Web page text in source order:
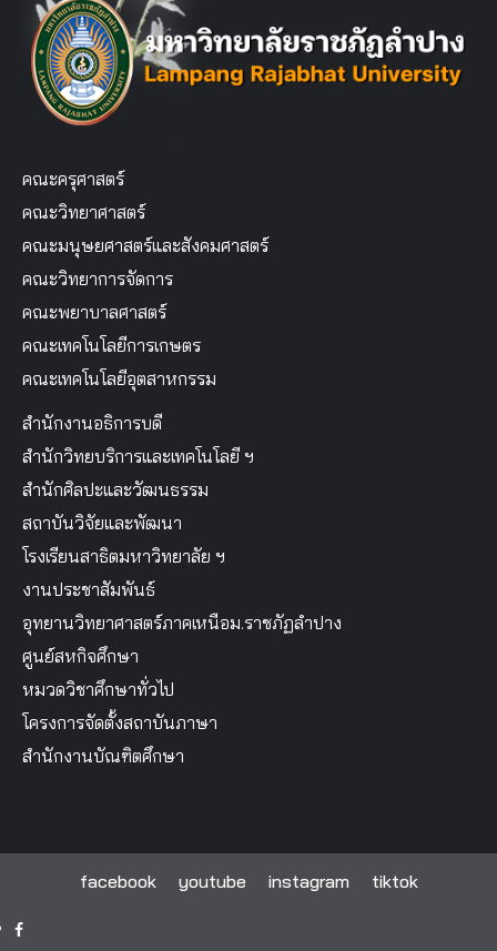
คณะครุศาสตร์
คณะวิทยาศาสตร์
คณะมนุษยศาสตร์และสังคมศาสตร์
คณะวิทยาการจัดการ
คณะพยาบาลศาสตร์
คณะเทคโนโลยีการเกษตร
คณะเทคโนโลยีอุตสาหกรรม
สำนักงานอธิการบดี
สำนักวิทยบริการและเทคโนโลยี ฯ
สำนักศิลปะและวัฒนธรรม
สถาบันวิจัยและพัฒนา
โรงเรียนสาธิตมหาวิทยาลัย ฯ
งานประชาสัมพันธ์
อุทยานวิทยาศาสตร์ภาคเหนือม.ราชภัฏลำปาง
ศูนย์สหกิจศึกษา
หมวดวิชาศึกษาทั่วไป
โครงการจัดตั้งสถาบันภาษา
สำนักงานบัณฑิตศึกษา
facebook youtube instagram tiktok
facebook